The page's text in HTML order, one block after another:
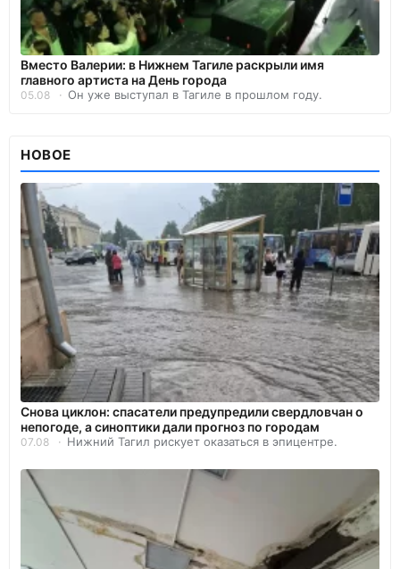
Вместо Валерии: в Нижнем Тагиле раскрыли имя
главного артиста на День города
05.08 Он уже выступал в Тагиле в прошлом году.
НОВОЕ
Снова циклон: спасатели предупредили свердловчан о
непогоде, а синоптики дали прогноз по городам
07.08 Нижний Тагил рискует оказаться в эпицентре.